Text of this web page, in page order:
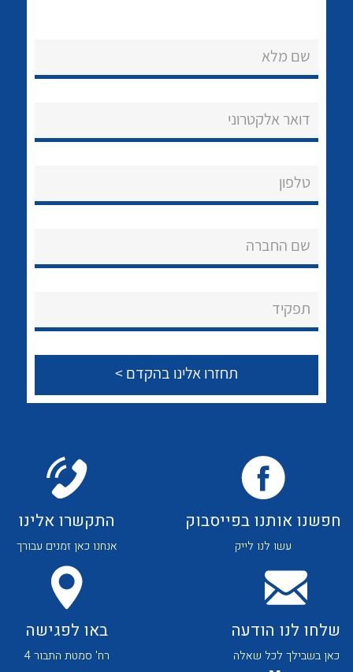
נקודות מכירה
About Ateka Ltd.
צור קשר
לכל מוצרי היצרן
לכל מוצרי היצרן לכל מוצרי היצרן
לכל מוצרי היצרן
לכל מוצרי היצרן לכל מוצרי היצרן
שם מלא
דואר אלקטרוני
טלפון
שם החברה
תפקיד
חפשנו אותנו בפייסבוק
עשו לנו לייק
התקשרו אלינו
אנחנו כאן זמנים עבורך
שלחו לנו הודעה
כאן בשבילך לכל שאלה
באו לפגישה
רח' סמטת התבור 4